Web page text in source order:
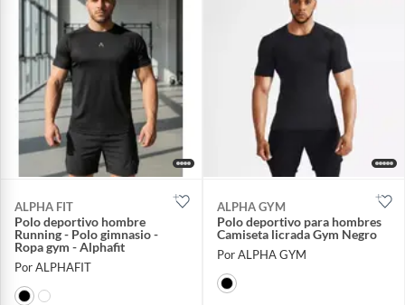
ALPHA FIT
Polo deportivo hombre
Running - Polo gimnasio -
Ropa gym - Alphafit
Por ALPHAFIT
ALPHA GYM
Polo deportivo para hombres
Camiseta licrada Gym Negro
Por ALPHA GYM